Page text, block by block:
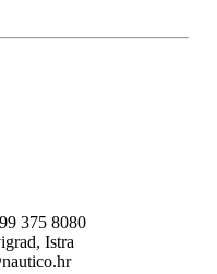
375 8080
Istra